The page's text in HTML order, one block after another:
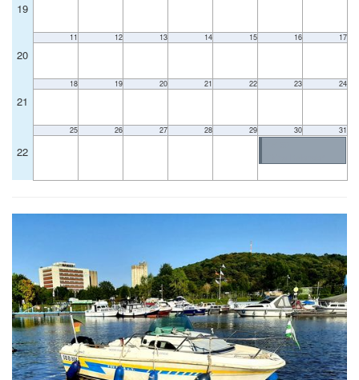
19
20
11 12 13 14 15 16 17
21
18 19 20 21 22 23 24
22
25 26 27 28 29 30 31